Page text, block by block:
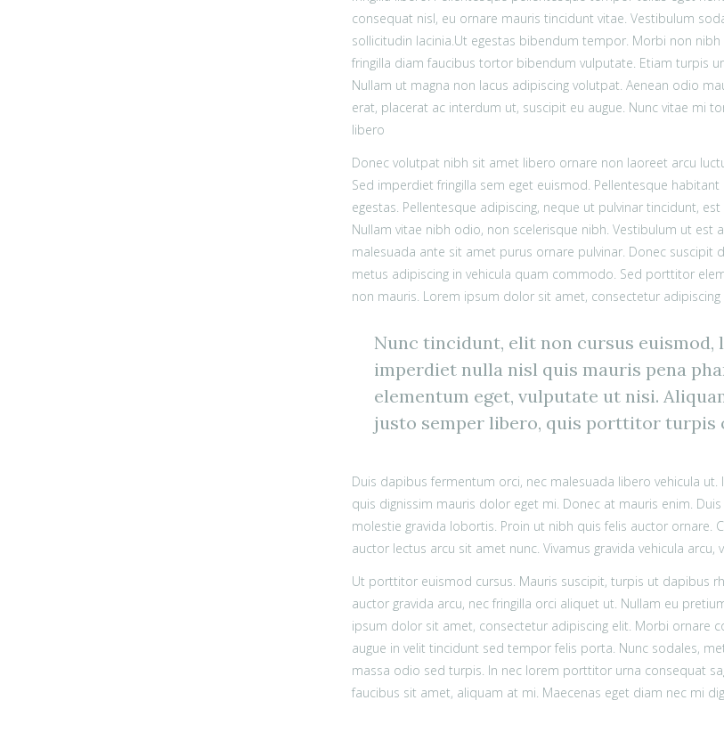
consequat nisl, eu ornare mauris tincidunt vitae. Vestibulum
sollicitudin lacinia.Ut egestas bibendum tempor. Morbi non
fringilla diam faucibus tortor bibendum vulputate. Etiam turpis
Nullam ut magna non lacus adipiscing volutpat. Aenean odio
erat, placerat ac interdum ut, suscipit eu augue. Nunc vitae mi
libero
Donec volutpat nibh sit amet libero ornare non laoreet arcu
Sed imperdiet fringilla sem eget euismod. Pellentesque
egestas. Pellentesque adipiscing, neque ut pulvinar tincidunt,
Nullam vitae nibh odio, non scelerisque nibh. Vestibulum ut
malesuada ante sit amet purus ornare pulvinar. Donec
metus adipiscing in vehicula quam commodo. Sed porttitor
non mauris. Lorem ipsum dolor sit amet, consectetur adipiscing
Nunc tincidunt, elit non cursus euismod,
imperdiet nulla nisl quis mauris pena
elementum eget, vulputate ut nisi.
justo semper libero, quis porttitor turpis
Duis dapibus fermentum orci, nec malesuada libero vehicula
quis dignissim mauris dolor eget mi. Donec at mauris enim.
molestie gravida lobortis. Proin ut nibh quis felis auctor
auctor lectus arcu sit amet nunc. Vivamus gravida vehicula arcu,
Ut porttitor euismod cursus. Mauris suscipit, turpis ut dapibus
auctor gravida arcu, nec fringilla orci aliquet ut. Nullam eu
ipsum dolor sit amet, consectetur adipiscing elit. Morbi ornare
augue in velit tincidunt sed tempor felis porta. Nunc sodales,
massa odio sed turpis. In nec lorem porttitor urna consequat
faucibus sit amet, aliquam at mi. Maecenas eget diam nec mi